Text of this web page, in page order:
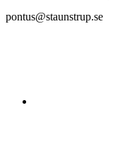
pontus@staunstrup.se